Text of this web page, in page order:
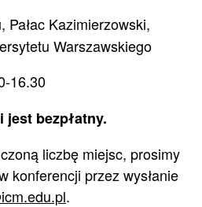
Pałac Kazimierzowski,
Warszawskiego
16.30
jest bezpłatny.
liczbę miejsc, prosimy
konferencji przez wysłanie
.